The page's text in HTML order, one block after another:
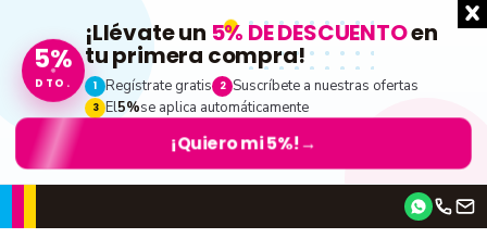
5%
DTO.
¡Llévate un 5% DE DESCUENTOen
tu primera compra!
1 Regístrate gratis 2 Suscríbete a nuestras ofertas
3 El5%se aplica automáticamente
¡Quiero mi 5%!→